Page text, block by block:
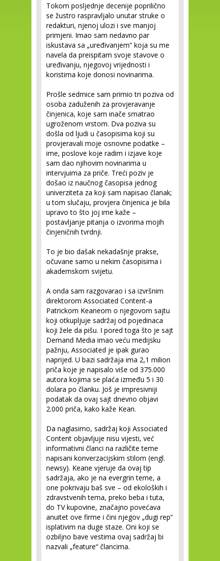
Tokom posljednje decenije poprilično
se žustro raspravljalo unutar struke o
redakturi, njenoj ulozi i sve manjoj
primjeni. Imao sam nedavno par
iskustava sa „uređivanjem“ koja su me
navela da preispitam svoje stavove o
uređivanju, njegovoj vrijednosti i
koristima koje donosi novinarima.
Prošle sedmice sam primio tri poziva od
osoba zaduženih za provjeravanje
činjenica, koje sam inače smatrao
ugroženom vrstom. Dva poziva su
došla od ljudi u časopisima koji su
provjeravali moje osnovne podatke –
ime, poslove koje radim i izjave koje
sam dao njihovim novinarima u
intervjuima za priče. Treći poziv je
došao iz naučnog časopisa jednog
univerziteta za koji sam napisao članak;
u tom slučaju, provjera činjenica je bila
upravo to što joj ime kaže –
postavljanje pitanja o izvorima mojih
činjeničnih tvrdnji.
To je bio dašak nekadašnje prakse,
očuvane samo u nekim časopisima i
akademskom svijetu.
A onda sam razgovarao i sa izvršnim
direktorom Associated Content-a
Patrickom Keaneom o njegovom sajtu
koji otkupljuje sadržaj od pojedinaca
koji žele da pišu. I pored toga što je sajt
Demand Media imao veću medijsku
pažnju, Associated je ipak gurao
naprijed. U bazi sadržaja ima 2,1 milion
priča koje je napisalo više od 375.000
autora kojima se plaća između 5 i 30
dolara po članku. Još je impresivniji
podatak da ovaj sajt dnevno objavi
2.000 priča, kako kaže Kean.
Da naglasimo, sadržaj koji Associated
Content objavljuje nisu vijesti, već
informativni članci na različite teme
napisani konverzacijskim stilom (engl.
newsy). Keane vjeruje da ovaj tip
sadržaja, ako je na evergrin teme, a
one pokrivaju baš sve – od ekoloških i
zdravstvenih tema, preko beba i tuta,
do TV kupovine, značajno povećava
anuitet ove firme i čini njegov „dugi rep“
isplativim na duge staze. Oni koji se
ozbiljno bave vestima ovaj sadržaj bi
nazvali „feature“ člancima.